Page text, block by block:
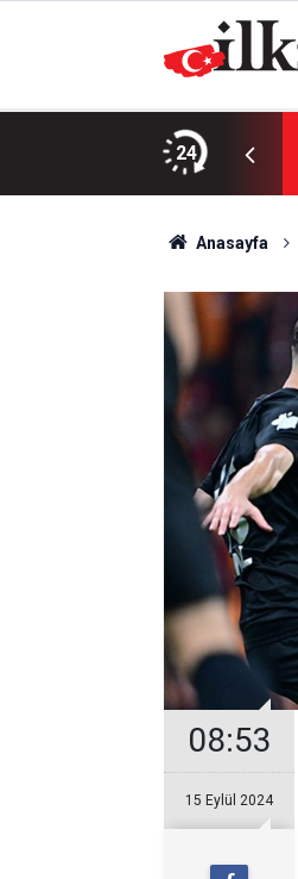
24
Anasayfa
08:53
15 Eylül 2024